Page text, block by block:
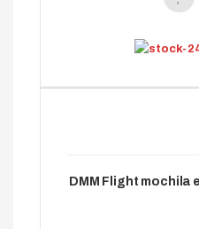
DMM Flight mochila